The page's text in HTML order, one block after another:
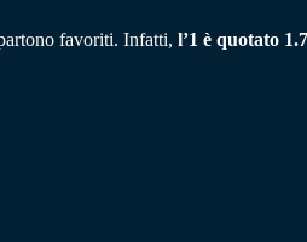
favoriti. Infatti, l’1 è quotato